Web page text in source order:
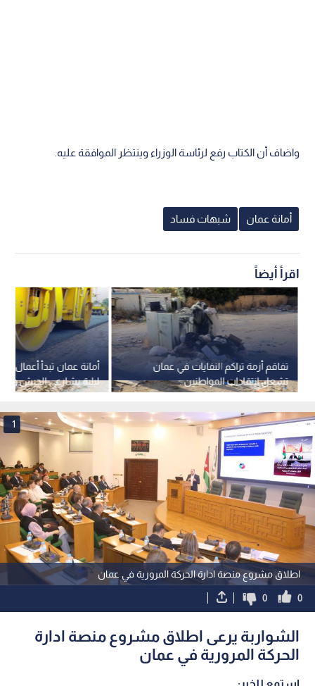
واضاف أن الكتاب رفع لرئاسة الوزراء وينتظر الموافقة عليه.
أمانة عمان شبهات فساد
اقرأ أيضاً
أمانة عمان تبدأ أعمال
ليلية بشارعي الجيش
لتجنب الازدحامات
تفاقم أزمة تراكم النفايات في عمان
تشعل انتقادات المواطنين..
وتوضيحات حول عقود الخصخصة
والأسطول الجديد - فيديو
اطلاق مشروع منصة ادارة الحركة المرورية في عمان
1
0
0
الشواربة يرعى اطلاق مشروع منصة ادارة
الحركة المرورية في عمان
استمع للخبر: